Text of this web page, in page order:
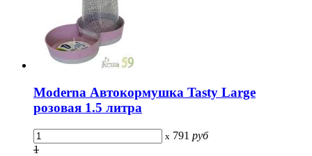
Moderna Автокормушка Tasty Large
розовая 1.5 литра
x 791 руб
1